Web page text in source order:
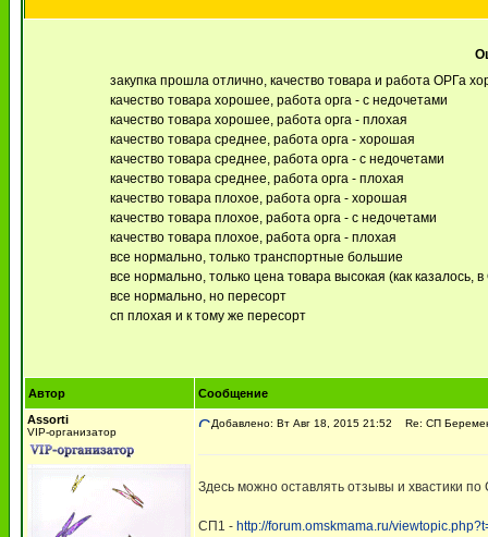
закупка прошла отлично, качество товара и работа ОРГа
качество товара хорошее, работа орга - с недочетами
качество товара хорошее, работа орга - плохая
качество товара среднее, работа орга - хорошая
качество товара среднее, работа орга - с недочетами
качество товара среднее, работа орга - плохая
качество товара плохое, работа орга - хорошая
качество товара плохое, работа орга - с недочетами
качество товара плохое, работа орга - плохая
все нормально, только транспортные большие
все нормально, только цена товара высокая (как казалось,
все нормально, но пересорт
сп плохая и к тому же пересорт
Автор
Сообщение
Assorti
VIP-организатор
Добавлено: Вт Авг 18, 2015 21:52 Re: СП
Здесь можно оставлять отзывы и хвастики
СП1 - http://forum.omskmama.ru/